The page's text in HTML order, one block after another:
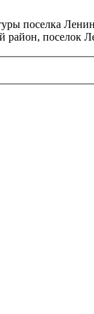
поселка
район, поселок